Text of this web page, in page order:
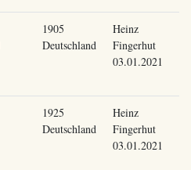
1905
Deutschland
Heinz
Fingerhut
03.01.2021
1925
Deutschland
Heinz
Fingerhut
03.01.2021